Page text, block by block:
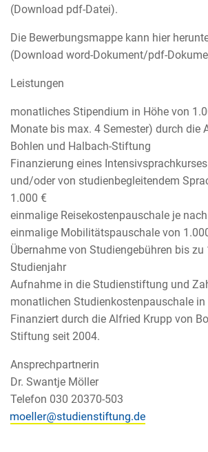
(Download pdf-Datei).
Die Bewerbungsmappe kann hier
(Download word-Dokument/pdf-
Leistungen
monatliches Stipendium in Höhe von
Monate bis max. 4 Semester) durch die
Bohlen und Halbach-Stiftung
Finanzierung eines
und/oder von studienbegleitendem
1.000 €
einmalige Reisekostenpauschale je
einmalige Mobilitätspauschale von
Übernahme von Studiengebühren bis zu
Studienjahr
Aufnahme in die Studienstiftung und
monatlichen Studienkostenpauschale in
Finanziert durch die Alfried Krupp von
Stiftung seit 2004.
Ansprechpartnerin
Dr. Swantje Möller
Telefon 030 20370-503